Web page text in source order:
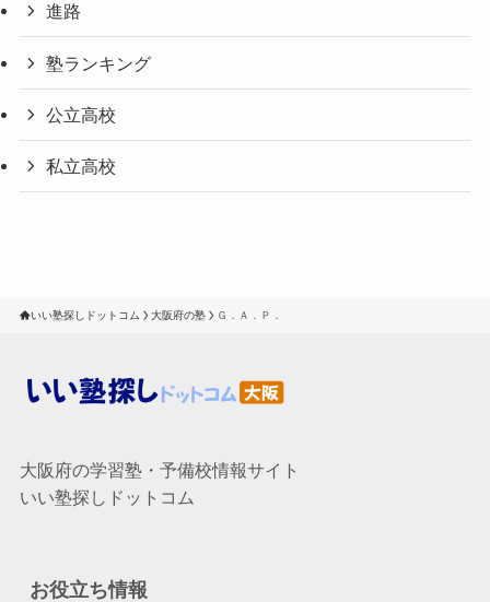
進路
塾ランキング
公立高校
私立高校
いい塾探しドットコム 大阪府の塾 Ｇ．Ａ．Ｐ．
大阪府の学習塾・予備校情報サイト
いい塾探しドットコム
お役立ち情報